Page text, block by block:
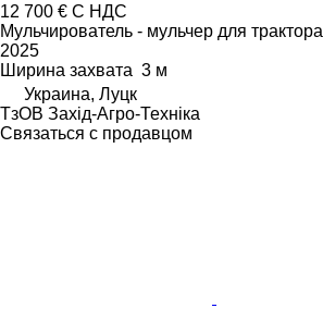
12 700 € С НДС
Мульчирователь - мульчер для трактора
2025
Ширина захвата 3 м
Украина, Луцк
ТзОВ Захід-Агро-Техніка
Связаться с продавцом